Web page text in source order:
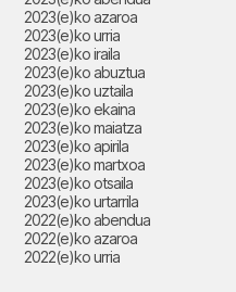
2023(e)ko azaroa
2023(e)ko urria
2023(e)ko iraila
2023(e)ko abuztua
2023(e)ko uztaila
2023(e)ko ekaina
2023(e)ko maiatza
2023(e)ko apirila
2023(e)ko martxoa
2023(e)ko otsaila
2023(e)ko urtarrila
2022(e)ko abendua
2022(e)ko azaroa
2022(e)ko urria